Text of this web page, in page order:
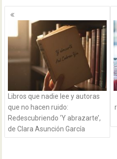
Navegación
de
entradas
Libros que nadie lee y autoras
que no hacen ruido:
Redescubriendo ‘Y abrazarte’,
de Clara Asunción García